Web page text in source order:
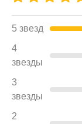
5 звезд
4
звезды
3
звезды
2